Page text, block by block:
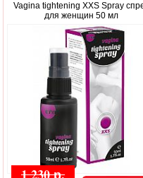
Vagina tightening XXS Spray
для женщин 50 мл